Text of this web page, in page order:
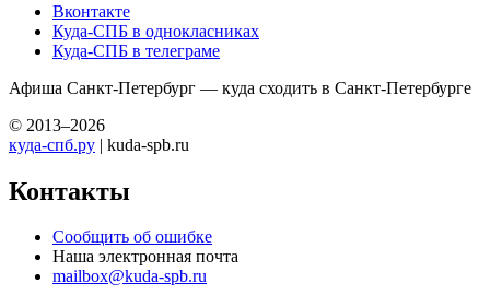
Вконтакте
Куда-СПБ в однокласниках
Куда-СПБ в телеграме
Афиша Санкт-Петербург — куда сходить в Санкт-Петербурге
© 2013–2026
куда-спб.ру | kuda-spb.ru
Контакты
Сообщить об ошибке
Наша электронная почта
mailbox@kuda-spb.ru